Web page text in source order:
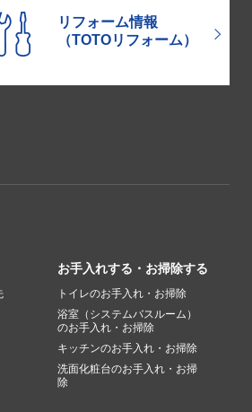
リフォーム情報
（TOTOリフォーム）
お手入れする・お掃除する
トイレのお手入れ・お掃除
浴室（システムバスルーム）
のお手入れ・お掃除
キッチンのお手入れ・お掃除
洗面化粧台のお手入れ・お掃
除